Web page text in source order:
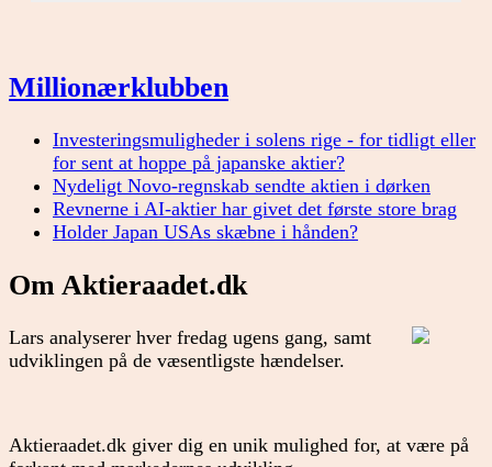
Millionærklubben
Investeringsmuligheder i solens rige - for tidligt eller
for sent at hoppe på japanske aktier?
Nydeligt Novo-regnskab sendte aktien i dørken
Revnerne i AI-aktier har givet det første store brag
Holder Japan USAs skæbne i hånden?
Om Aktieraadet.dk
Lars analyserer hver fredag ugens gang, samt
udviklingen på de væsentligste hændelser.
Aktieraadet.dk giver dig en unik mulighed for, at være på